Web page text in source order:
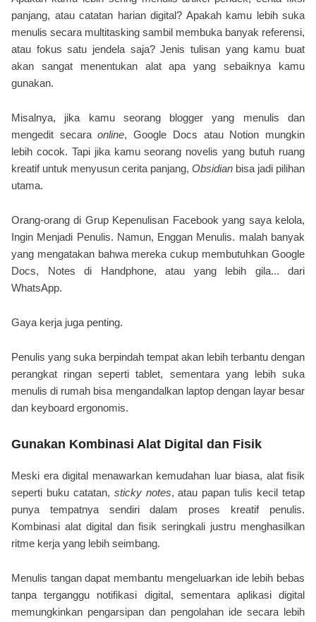
panjang, atau catatan harian digital? Apakah kamu lebih suka
menulis secara multitasking sambil membuka banyak referensi,
atau fokus satu jendela saja? Jenis tulisan yang kamu buat
akan sangat menentukan alat apa yang sebaiknya kamu
gunakan.
Misalnya, jika kamu seorang blogger yang menulis dan
mengedit secaraonline, Google Docs atau Notion mungkin
lebih cocok. Tapi jika kamu seorang novelis yang butuh ruang
kreatif untuk menyusun cerita panjang, Obsidian bisa jadi pilihan
utama.
Orang-orang di Grup Kepenulisan Facebook yang saya kelola,
Ingin Menjadi Penulis. Namun, Enggan Menulis. malah banyak
yang mengatakan bahwa mereka cukup membutuhkan Google
Docs, Notes di Handphone, atau yang lebih gila... dari
WhatsApp.
Gaya kerja juga penting.
Penulis yang suka berpindah tempat akan lebih terbantu dengan
perangkat ringan seperti tablet, sementara yang lebih suka
menulis di rumah bisa mengandalkan laptop dengan layar besar
dan keyboard ergonomis.
Gunakan Kombinasi Alat Digital dan Fisik
Meski era digital menawarkan kemudahan luar biasa, alat fisik
seperti buku catatan, sticky notes, atau papan tulis kecil tetap
punya tempatnya sendiri dalam proses kreatif penulis.
Kombinasi alat digital dan fisik seringkali justru menghasilkan
ritme kerja yang lebih seimbang.
Menulis tangan dapat membantu mengeluarkan ide lebih bebas
tanpa terganggu notifikasi digital, sementara aplikasi digital
memungkinkan pengarsipan dan pengolahan ide secara lebih